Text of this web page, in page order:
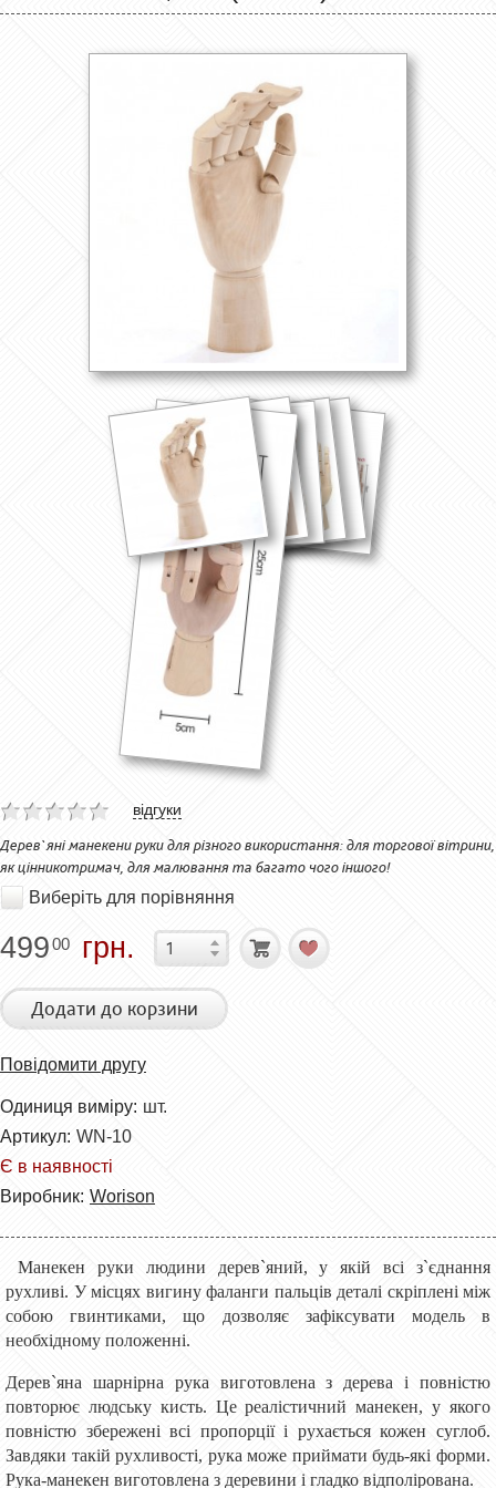
відгуки
Дерев`яні манекени руки для різного використання: для торгової вітрини,
як цінникотримач, для малювання та багато чого іншого!
Виберіть для порівняння
49900 грн.
Додати до корзини
Повідомити другу
Одиниця виміру: шт.
Артикул: WN-10
Є в наявності
Виробник: Worison
Манекен руки людини дерев`яний, у якій всі з`єднання
рухливі. У місцях вигину фаланги пальців деталі скріплені між
собою гвинтиками, що дозволяє зафіксувати модель в
необхідному положенні.
Дерев`яна шарнірна рука виготовлена ​​з дерева і повністю
повторює людську кисть. Це реалістичний манекен, у якого
повністю збережені всі пропорції і рухається кожен суглоб.
Завдяки такій рухливості, рука може приймати будь-які форми.
Рука-манекен виготовлена ​​з деревини і гладко відполірована.